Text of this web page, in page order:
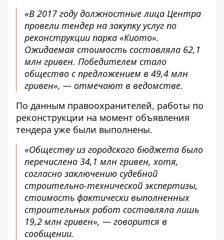
«В 2017 году должностные лица Центра
провели тендер на закупку услуг по
реконструкции парка «Киото».
Ожидаемая стоимость составляла 62,1
млн гривен. Победителем стало
общество с предложением в 49,4 млн
гривен», — отмечают в ведомстве.
По данным правоохранителей, работы по
реконструкции на момент объявления
тендера уже были выполнены.
«Обществу из городского бюджета было
перечислено 34,1 млн гривен, хотя,
согласно заключению судебной
строительно-технической экспертизы,
стоимость фактически выполненных
строительных работ составляла лишь
19,2 млн гривен», — говорится в
сообщении.